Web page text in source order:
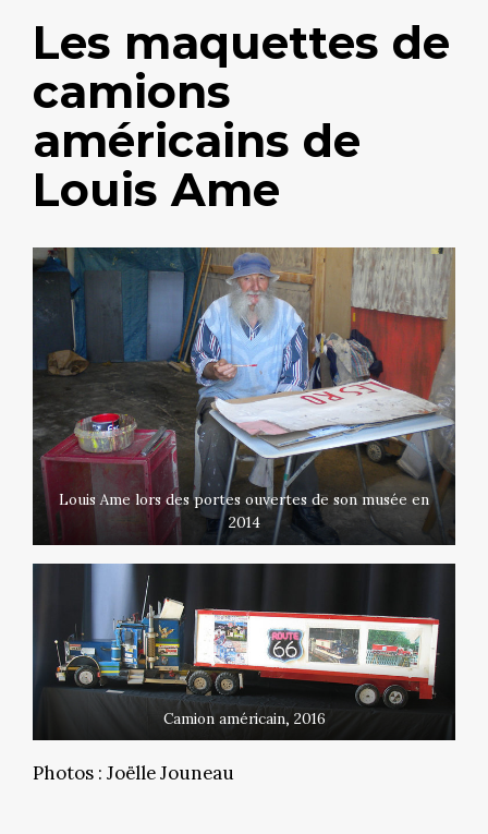
Les maquettes de
camions
américains de
Louis Ame
Louis Ame lors des portes ouvertes de son musée en
2014
Camion américain, 2016
Photos : Joëlle Jouneau